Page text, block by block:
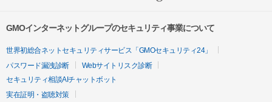
GMOインターネットグループのセキュリティ事業について
世界初総合ネットセキュリティサービス「GMOセキュリティ24」
パスワード漏洩診断
Webサイトリスク診断
セキュリティ相談AIチャットボット
実在証明・盗聴対策